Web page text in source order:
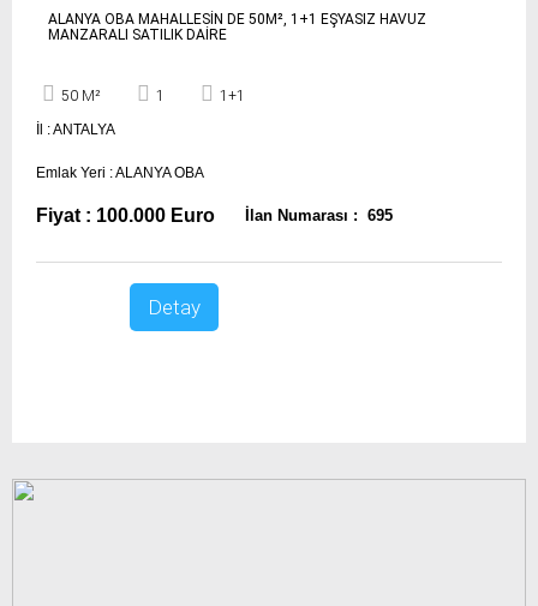
ALANYA OBA MAHALLESİN DE 50M², 1+1 EŞYASIZ HAVUZ
MANZARALI SATILIK DAİRE
50 M² 1
1+1
İl : ANTALYA
Emlak Yeri : ALANYA OBA
Fiyat : 100.000 Euro İlan Numarası : 695
Detay